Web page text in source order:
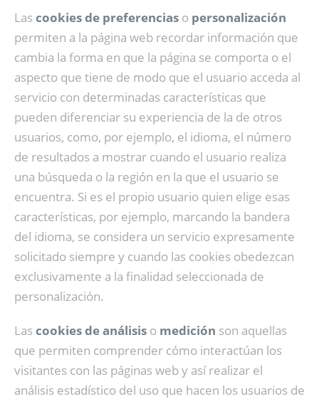
Lascookies de preferencias o personalización
permiten a la página web recordar información que
cambia la forma en que la página se comporta o el
aspecto que tiene de modo que el usuario acceda al
servicio con determinadas características que
pueden diferenciar su experiencia de la de otros
usuarios, como, por ejemplo, el idioma, el número
de resultados a mostrar cuando el usuario realiza
una búsqueda o la región en la que el usuario se
encuentra. Si es el propio usuario quien elige esas
características, por ejemplo, marcando la bandera
del idioma, se considera un servicio expresamente
solicitado siempre y cuando las cookies obedezcan
exclusivamente a la finalidad seleccionada de
personalización.
Lascookies de análisis o medición son aquellas
que permiten comprender cómo interactúan los
visitantes con las páginas web y así realizar el
análisis estadístico del uso que hacen los usuarios de